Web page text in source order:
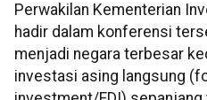
Perwakilan Kementerian
hadir dalam konferensi
menjadi negara terbesar
investasi asing langsung